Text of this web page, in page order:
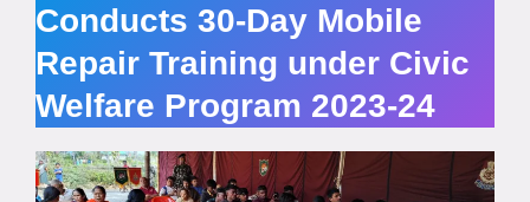
Conducts 30-Day Mobile
Repair Training under Civic
Welfare Program 2023-24